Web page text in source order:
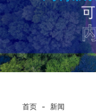
x
海
康
威
视】
可
首页 新闻